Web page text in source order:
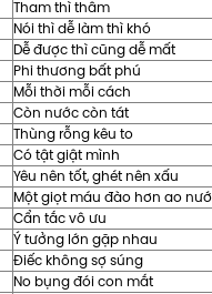
Tham thì thâm
Nói thì dễ làm thì khó
Dễ được thì cũng dễ mất
Phi thương bất phú
Mỗi thời mỗi cách
Còn nước còn tát
Thùng rỗng kêu to
Có tật giật mình
Yêu nên tốt, ghét nên xấu
Một giọt máu đào hơn ao
Cẩn tắc vô ưu
Ý tưởng lớn gặp nhau
Điếc không sợ súng
No bụng đói con mắt